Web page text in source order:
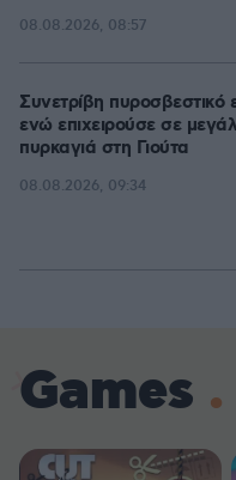
08.08.2026, 08:57
Συνετρίβη πυροσβεστικό
ενώ επιχειρούσε σε
πυρκαγιά στη Γιούτα
08.08.2026, 09:34
Games